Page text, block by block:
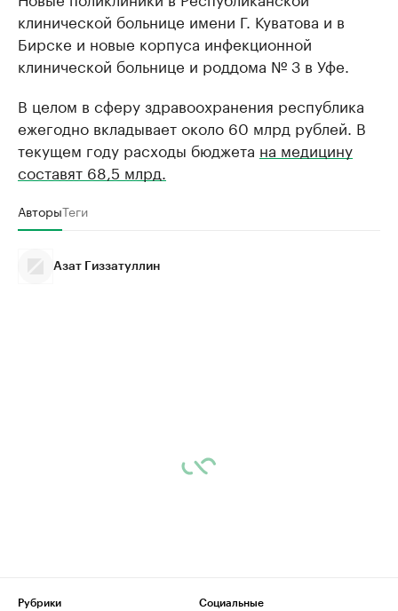
клинической больнице имени Г. Куватова и в
Бирске и новые корпуса инфекционной
клинической больнице и роддома № 3 в Уфе.
В целом в сферу здравоохранения республика
ежегодно вкладывает около 60 млрд рублей. В
текущем году расходы бюджета на медицину
составят 68,5 млрд.
АвторыТеги
Азат Гиззатуллин
Рубрики
Социальные